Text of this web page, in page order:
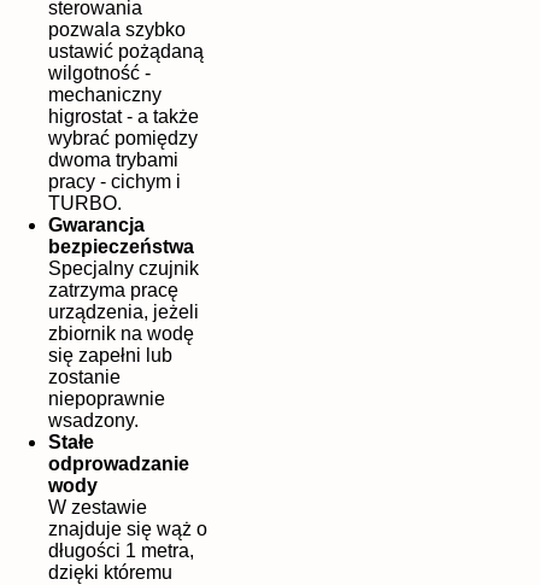
sterowania
pozwala szybko
ustawić pożądaną
wilgotność -
mechaniczny
higrostat - a także
wybrać pomiędzy
dwoma trybami
pracy - cichym i
TURBO.
Gwarancja
bezpieczeństwa
Specjalny czujnik
zatrzyma pracę
urządzenia, jeżeli
zbiornik na wodę
się zapełni lub
zostanie
niepoprawnie
wsadzony.
Stałe
odprowadzanie
wody
W zestawie
znajduje się wąż o
długości 1 metra,
dzięki któremu